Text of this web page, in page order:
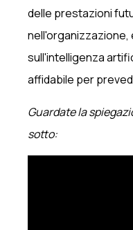
delle prestazioni
nell'organizzazione,
sull'intelligenza
affidabile per
Guardate la
sotto: